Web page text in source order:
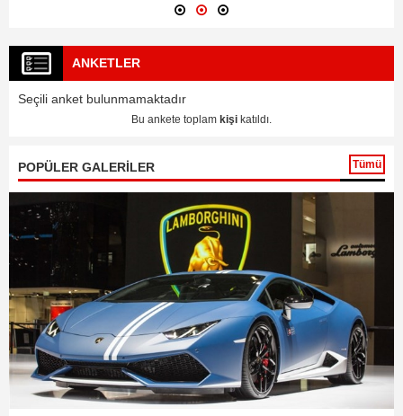
ANKETLER
Seçili anket bulunmamaktadır
Bu ankete toplam kişi katıldı.
POPÜLER GALERİLER Tümü